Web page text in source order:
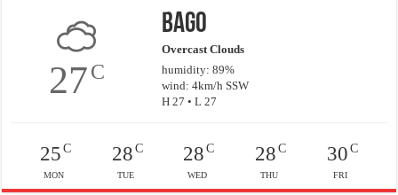
27C
Bago
Overcast Clouds
humidity: 89%
wind: 4km/h SSW
H 27 • L 27
25C
MON
28C
TUE
28 C
WED
28C
THU
30C
FRI